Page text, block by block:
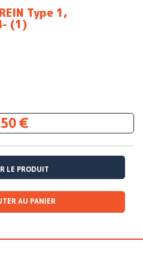
Type 1,
(1)
€
LE PRODUIT
AU PANIER